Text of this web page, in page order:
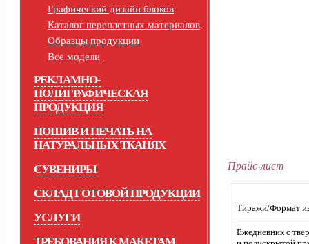
Графический дизайн блоков
Каталог переплетных материалов
Образцы продукции
Все модели
РЕКЛАМНО-
ПОЛИГРАФИЧЕСКАЯ
ПРОДУКЦИЯ
ПОШИВ И ПЕЧАТЬ НА
НАТУРАЛЬНЫХ ТКАНЯХ
СУВЕНИРЫ
СКЛАД ГОТОВОЙ ПРОДУКЦИИ
УСЛУГИ
Прайс-лист
Тиражи/Формат
Eжедневник с